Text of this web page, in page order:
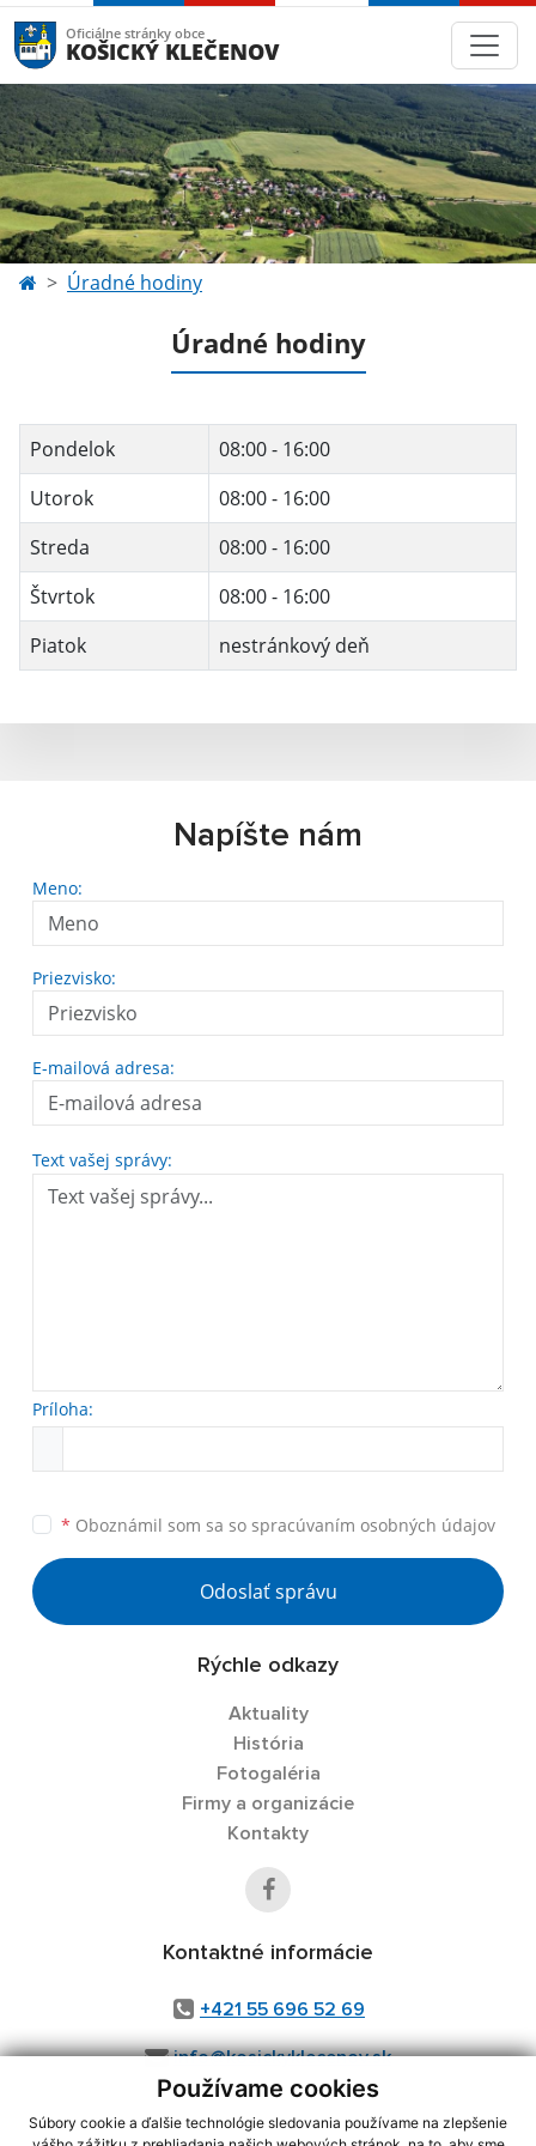
Používame cookies
Súbory cookie a ďalšie technológie sledovania používame na zlepšenie
Oficiálne stránky obce
KOŠICKÝ KLEČENOV
Úradné hodiny
Úradné hodiny
Pondelok
08:00 - 16:00
Utorok
08:00 - 16:00
Streda
08:00 - 16:00
Štvrtok
08:00 - 16:00
Piatok
nestránkový deň
Napíšte nám
Meno:
Priezvisko:
E-mailová adresa:
Text vašej správy:
Príloha:
* Oboznámil som sa so spracúvaním osobných údajov
Odoslať správu
Rýchle odkazy
Aktuality
História
Fotogaléria
Firmy a organizácie
Kontakty
Kontaktné informácie
+421 55 696 52 69
info@kosickyklecenov.sk